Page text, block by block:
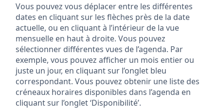
Vous pouvez vous déplacer entre les différentes
dates en cliquant sur les flèches près de la date
actuelle, ou en cliquant à l’intérieur de la vue
mensuelle en haut à droite. Vous pouvez
sélectionner différentes vues de l’agenda. Par
exemple, vous pouvez afficher un mois entier ou
juste un jour, en cliquant sur l’onglet bleu
correspondant. Vous pouvez obtenir une liste des
créneaux horaires disponibles dans l’agenda en
cliquant sur l’onglet ‘Disponibilité’.